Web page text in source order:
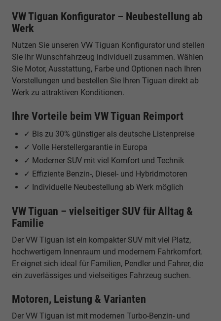
VW Tiguan Konfigurator – Neubestellung ab
Werk
Nutzen Sie unseren VW Tiguan Konfigurator und stellen
Sie Ihr Wunschfahrzeug individuell zusammen. Wählen
Sie Motor, Ausstattung, Farbe und Optionen nach Ihren
Vorstellungen und bestellen Sie Ihren Tiguan direkt ab
Werk zu attraktiven Konditionen.
Ihre Vorteile beim VW Tiguan Reimport
✓ Bis zu 30% günstiger als deutsche Listenpreise
✓ Volle Herstellergarantie in Europa
✓ Moderner SUV mit viel Komfort und Technik
✓ Effiziente Benzin-, Diesel- und Hybridmotoren
✓ Individuelle Neubestellung ab Werk möglich
VW Tiguan – vielseitiger SUV für Alltag &
Familie
Der VW Tiguan ist ein kompakter SUV mit viel Platz,
hochwertigem Innenraum und modernem Fahrkomfort.
Er eignet sich ideal für Familien, Pendler und Fahrer, die
ein zuverlässiges und vielseitiges Fahrzeug suchen.
Motoren, Leistung & Varianten
Der VW Tiguan ist mit modernen Turbo-Benzin- und